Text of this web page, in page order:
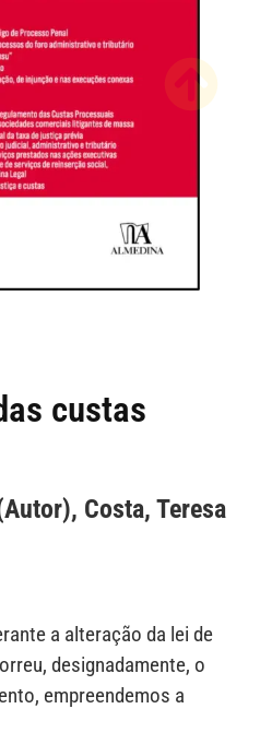
custas
Costa, Teresa
a alteração da lei de
designadamente, o
empreendemos a